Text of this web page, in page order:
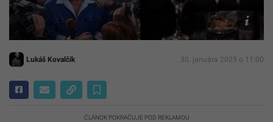
PubRes
Lukáš Kovalčík 30. januára 2025 o 11:00
ČLÁNOK POKRAČUJE POD REKLAMOU